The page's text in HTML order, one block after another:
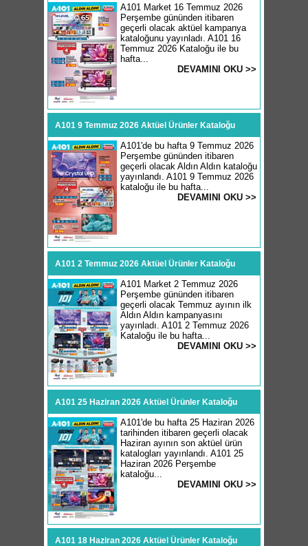
A101 Market 16 Temmuz 2026
Perşembe gününden itibaren
geçerli olacak aktüel kampanya
kataloğunu yayınladı. A101 16
Temmuz 2026 Kataloğu ile bu
hafta...
DEVAMINI OKU >>
A101 9 Temmuz 2026 Aktüel Ürünler Kataloğu
A101'de bu hafta 9 Temmuz 2026
Perşembe gününden itibaren
geçerli olacak Aldın Aldın kataloğu
yayınlandı. A101 9 Temmuz 2026
kataloğu ile bu hafta...
DEVAMINI OKU >>
A101 2 Temmuz 2026 Aktüel Ürünler Kataloğu
A101 Market 2 Temmuz 2026
Perşembe gününden itibaren
geçerli olacak Temmuz ayının ilk
Aldın Aldın kampanyasını
yayınladı. A101 2 Temmuz 2026
Kataloğu ile bu hafta...
DEVAMINI OKU >>
A101 25 Haziran 2026 Aktüel Ürünler Kataloğu
A101'de bu hafta 25 Haziran 2026
tarihinden itibaren geçerli olacak
Haziran ayının son aktüel ürün
katalogları yayınlandı. A101 25
Haziran 2026 Perşembe
kataloğu...
DEVAMINI OKU >>
A101 18 Haziran 2026 Aktüel Ürünler Kataloğu